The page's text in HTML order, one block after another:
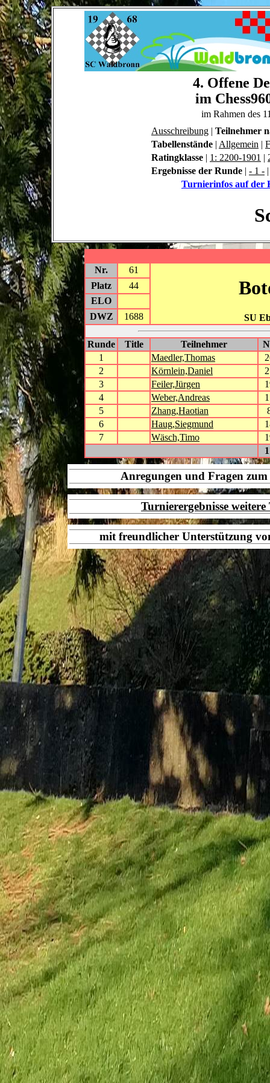
4. Offene
im
im Rahmen des
Ausschreibung | Teilnehmer
Tabellenstände | Allgemein |
Ratingklasse | 1: 2200-1901 |
Ergebnisse der Runde | - 1 -
Turnierinfos auf der
Nr. 61
SU
Platz
44
ELO
DWZ
1688
Runde Title Teilnehmer
1
Maedler,Thomas
2
Körnlein,Daniel
3
Feiler,Jürgen
4
Weber,Andreas
5
Zhang,Haotian
6
Haug,Siegmund
7
Wäsch,Timo
Anregungen und Fragen
Turnierergebnisse
mit freundlicher Unterstützung